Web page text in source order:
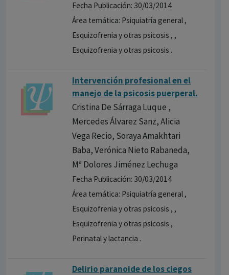
Fecha Publicación: 30/03/2014
Área temática: Psiquiatría general ,
Esquizofrenia y otras psicosis , ,
Esquizofrenia y otras psicosis .
Intervención profesional en el
manejo de la psicosis puerperal.
Cristina De Sárraga Luque ,
Mercedes Álvarez Sanz, Alicia
Vega Recio, Soraya Amakhtari
Baba, Verónica Nieto Rabaneda,
Mª Dolores Jiménez Lechuga
Fecha Publicación: 30/03/2014
Área temática: Psiquiatría general ,
Esquizofrenia y otras psicosis , ,
Esquizofrenia y otras psicosis ,
Perinatal y lactancia .
Delirio paranoide de los ciegos